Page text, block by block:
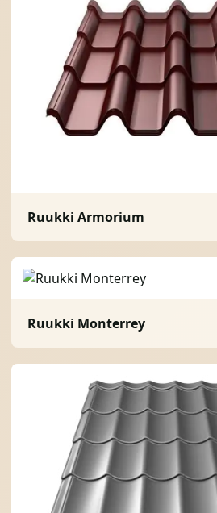
Ruukki Armorium
Ruukki Monterrey